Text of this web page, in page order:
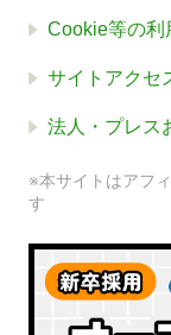
Cookie等の利
サイトアクセ
法人・プレス
※本サイトはアフ
す